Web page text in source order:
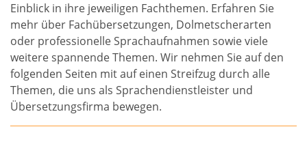
Einblick in ihre jeweiligen Fachthemen. Erfahren Sie
mehr über Fachübersetzungen, Dolmetscherarten
oder professionelle Sprachaufnahmen sowie viele
weitere spannende Themen. Wir nehmen Sie auf den
folgenden Seiten mit auf einen Streifzug durch alle
Themen, die uns als Sprachendienstleister und
Übersetzungsfirma bewegen.